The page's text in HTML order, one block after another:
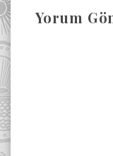
Yorum